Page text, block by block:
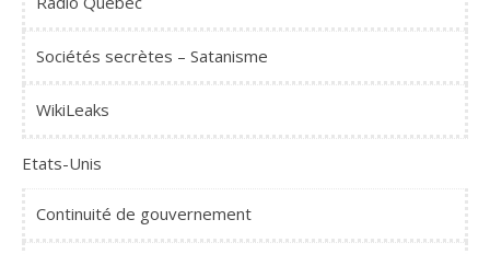
Sociétés secrètes – Satanisme
WikiLeaks
Etats-Unis
Continuité de gouvernement